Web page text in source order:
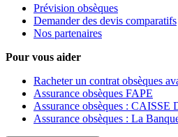
Prévision obsèques
Demander des devis comparatifs
Nos partenaires
Pour vous aider
Racheter un contrat obsèques
Assurance obsèques FAPE
Assurance obsèques : CAISSE
Assurance obsèques : La